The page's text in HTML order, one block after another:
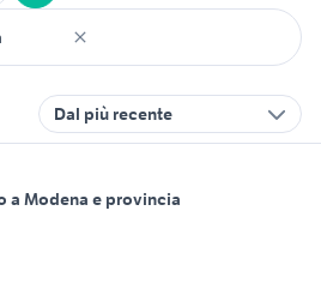
Dal più recente
a Modena e provincia